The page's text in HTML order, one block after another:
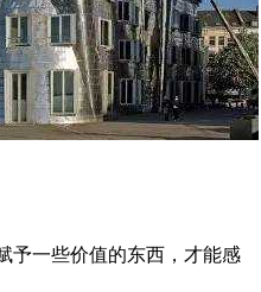
予一些价值的东西，才能感